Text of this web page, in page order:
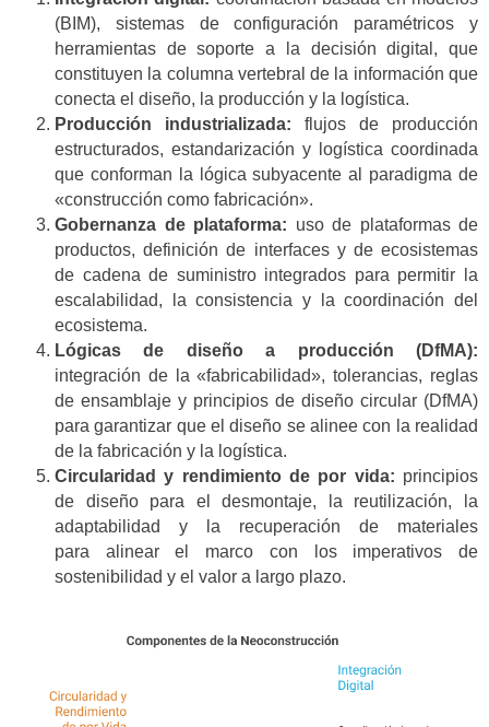
(BIM), sistemas de configuración paramétricos y
herramientas de soporte a la decisión digital, que
constituyen la columna vertebral de la información que
conecta el diseño, la producción y la logística.
Producción industrializada: flujos de producción
estructurados, estandarización y logística coordinada
que conforman la lógica subyacente al paradigma de
«construcción como fabricación».
Gobernanza de plataforma: uso de plataformas de
productos, definición de interfaces y de ecosistemas
de cadena de suministro integrados para permitir la
escalabilidad, la consistencia y la coordinación del
ecosistema.
Lógicas de diseño a producción (DfMA):
integración de la «fabricabilidad», tolerancias, reglas
de ensamblaje y principios de diseño circular (DfMA)
para garantizar que el diseño se alinee con la realidad
de la fabricación y la logística.
Circularidad y rendimiento de por vida: principios
de diseño para el desmontaje, la reutilización, la
adaptabilidad y la recuperación de materiales
para alinear el marco con los imperativos de
sostenibilidad y el valor a largo plazo.